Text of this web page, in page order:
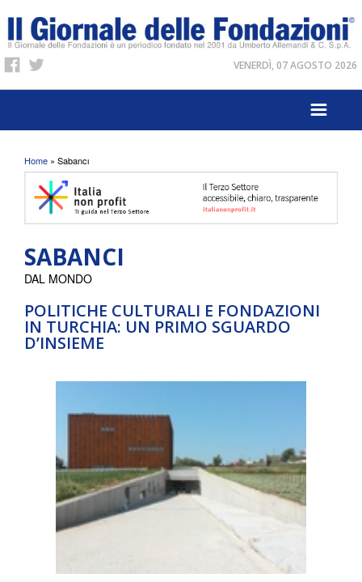
VENERDÌ, 07 AGOSTO 2026
Tu sei qui
Home » Sabancı
SABANCI
POLITICHE CULTURALI E FONDAZIONI
IN TURCHIA: UN PRIMO SGUARDO
D’INSIEME
DAL MONDO